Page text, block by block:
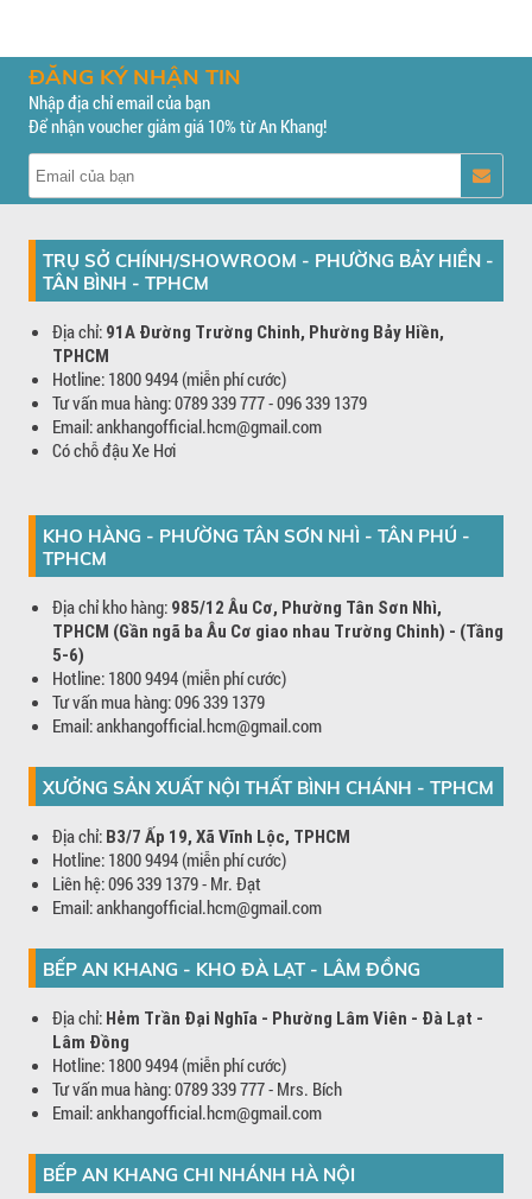
ĐĂNG KÝ NHẬN TIN
Nhập địa chỉ email của bạn
Để nhận voucher giảm giá 10% từ An Khang!
TRỤ SỞ CHÍNH/SHOWROOM - PHƯỜNG BẢY HIỀN -
TÂN BÌNH - TPHCM
Địa chỉ: 91A Đường Trường Chinh, Phường Bảy Hiền,
TPHCM
Hotline: 1800 9494 (miễn phí cước)
Tư vấn mua hàng: 0789 339 777 - 096 339 1379
Email: ankhangofficial.hcm@gmail.com
Có chỗ đậu Xe Hơi
KHO HÀNG - PHƯỜNG TÂN SƠN NHÌ - TÂN PHÚ -
TPHCM
Địa chỉ kho hàng: 985/12 Âu Cơ, Phường Tân Sơn Nhì,
TPHCM (Gần ngã ba Âu Cơ giao nhau Trường Chinh) - (Tầng
5-6)
Hotline: 1800 9494 (miễn phí cước)
Tư vấn mua hàng: 096 339 1379
Email: ankhangofficial.hcm@gmail.com
XƯỞNG SẢN XUẤT NỘI THẤT BÌNH CHÁNH - TPHCM
Địa chỉ: B3/7 Ấp 19, Xã Vĩnh Lộc, TPHCM
Hotline: 1800 9494 (miễn phí cước)
Liên hệ: 096 339 1379 - Mr. Đạt
Email: ankhangofficial.hcm@gmail.com
BẾP AN KHANG - KHO ĐÀ LẠT - LÂM ĐỒNG
Địa chỉ: Hẻm Trần Đại Nghĩa - Phường Lâm Viên - Đà Lạt -
Lâm Đồng
Hotline: 1800 9494 (miễn phí cước)
Tư vấn mua hàng: 0789 339 777 - Mrs. Bích
Email: ankhangofficial.hcm@gmail.com
BẾP AN KHANG CHI NHÁNH HÀ NỘI